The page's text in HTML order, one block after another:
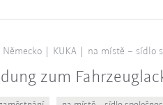
Německo KUKA na místě – sídlo
zum